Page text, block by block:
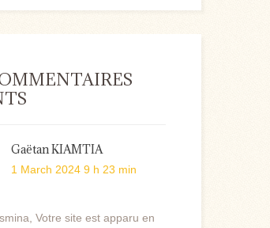
Gaëtan KIAMTIA
1 March 2024 9 h 23 min
Votre site est apparu en